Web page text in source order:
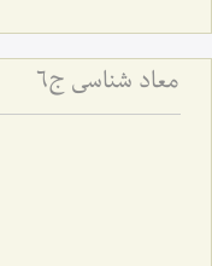
معاد شناسی ج6